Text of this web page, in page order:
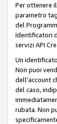
Per ottenere
parametro
del
Identificatori
servizi API
Un
Non puoi
dell'account
del caso,
rubata. Non